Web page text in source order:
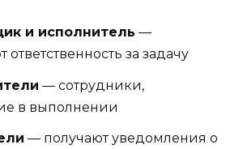
и исполнитель —
за задачу
— сотрудники,
в выполнении
— получают уведомления о